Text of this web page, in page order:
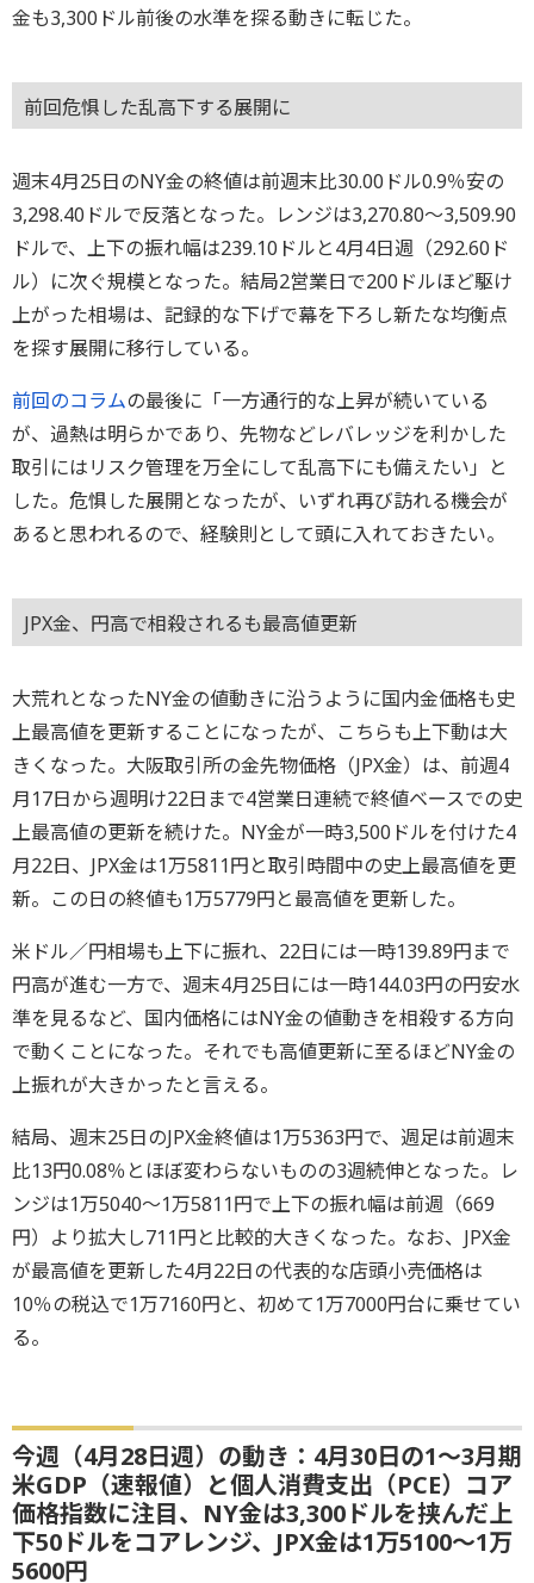
金も3,300ドル前後の水準を探る動きに転じた。
前回危惧した乱高下する展開に
週末4月25日のNY金の終値は前週末比30.00ドル0.9％安の
3,298.40ドルで反落となった。レンジは3,270.80～3,509.90
ドルで、上下の振れ幅は239.10ドルと4月4日週（292.60ド
ル）に次ぐ規模となった。結局2営業日で200ドルほど駆け
上がった相場は、記録的な下げで幕を下ろし新たな均衡点
を探す展開に移行している。
前回のコラムの最後に「一方通行的な上昇が続いている
が、過熱は明らかであり、先物などレバレッジを利かした
取引にはリスク管理を万全にして乱高下にも備えたい」と
した。危惧した展開となったが、いずれ再び訪れる機会が
あると思われるので、経験則として頭に入れておきたい。
JPX金、円高で相殺されるも最高値更新
大荒れとなったNY金の値動きに沿うように国内金価格も史
上最高値を更新することになったが、こちらも上下動は大
きくなった。大阪取引所の金先物価格（JPX金）は、前週4
月17日から週明け22日まで4営業日連続で終値ベースでの史
上最高値の更新を続けた。NY金が一時3,500ドルを付けた4
月22日、JPX金は1万5811円と取引時間中の史上最高値を更
新。この日の終値も1万5779円と最高値を更新した。
米ドル／円相場も上下に振れ、22日には一時139.89円まで
円高が進む一方で、週末4月25日には一時144.03円の円安水
準を見るなど、国内価格にはNY金の値動きを相殺する方向
で動くことになった。それでも高値更新に至るほどNY金の
上振れが大きかったと言える。
結局、週末25日のJPX金終値は1万5363円で、週足は前週末
比13円0.08％とほぼ変わらないものの3週続伸となった。レ
ンジは1万5040～1万5811円で上下の振れ幅は前週（669
円）より拡大し711円と比較的大きくなった。なお、JPX金
が最高値を更新した4月22日の代表的な店頭小売価格は
10％の税込で1万7160円と、初めて1万7000円台に乗せてい
る。
今週（4月28日週）の動き：4月30日の1～3月期
米GDP（速報値）と個人消費支出（PCE）コア
価格指数に注目、NY金は3,300ドルを挟んだ上
下50ドルをコアレンジ、JPX金は1万5100～1万
5600円